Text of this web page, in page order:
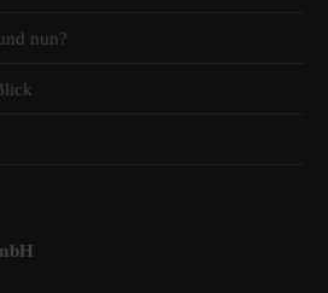
Senioren spezialisiert. Mit der
Feedback!
nun?